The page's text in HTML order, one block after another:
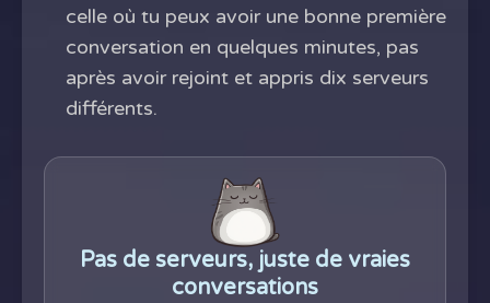
celle où tu peux avoir une bonne première
conversation en quelques minutes, pas
après avoir rejoint et appris dix serveurs
différents.
Pas de serveurs, juste de vraies
conversations